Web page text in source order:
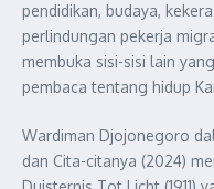
pendidikan, budaya,
perlindungan pekerja
membuka sisi-sisi lain
pembaca tentang hidup
Wardiman Djojonegoro
dan Cita-citanya (2024)